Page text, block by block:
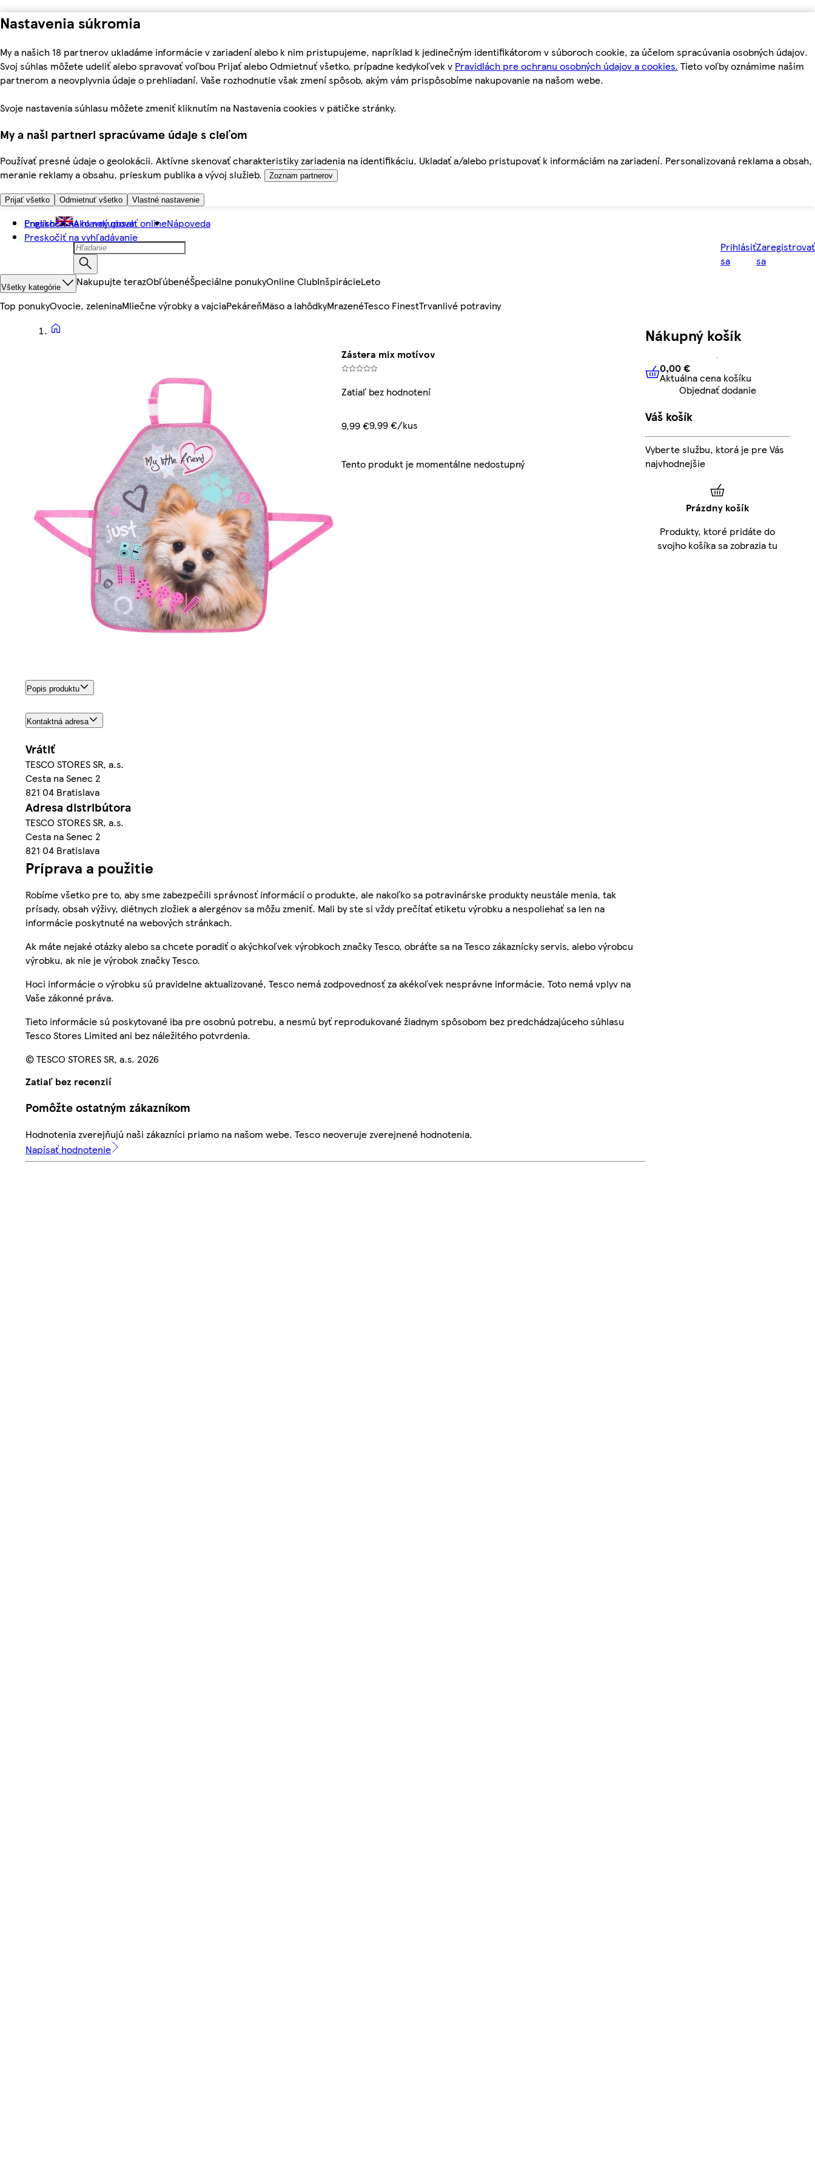
Nastavenia súkromia
My a našich 18 partnerov ukladáme informácie v zariadení alebo k nim pristupujeme, napríklad k jedinečným identifikátorom v súboroch cookie, za účelom spracúvania osobných údajov.
Svoj súhlas môžete udeliť alebo spravovať voľbou Prijať alebo Odmietnuť všetko, prípadne kedykoľvek v Pravidlách pre ochranu osobných údajov a cookies. Tieto voľby oznámime našim
partnerom a neovplyvnia údaje o prehliadaní. Vaše rozhodnutie však zmení spôsob, akým vám prispôsobíme nakupovanie na našom webe.
Svoje nastavenia súhlasu môžete zmeniť kliknutím na Nastavenia cookies v pätičke stránky.
My a naši partneri spracúvame údaje s cieľom
Používať presné údaje o geolokácii. Aktívne skenovať charakteristiky zariadenia na identifikáciu. Ukladať a/alebo pristupovať k informáciám na zariadení. Personalizovaná reklama a obsah,
meranie reklamy a obsahu, prieskum publika a vývoj služieb.
Zoznam partnerov
Prijať všetko Odmietnuť všetko Vlastné nastavenie
Preskočiť na hlavný obsah
Preskočiť na vyhľadávanie
English Ako nakupovať onlineNápoveda
Prihlásiť
sa
Zaregistrovať
sa
Všetky kategórie Nakupujte terazObľúbenéŠpeciálne ponukyOnline ClubInšpirácieLeto
Top ponukyOvocie, zeleninaMliečne výrobky a vajciaPekáreňMäso a lahôdkyMrazenéTesco FinestTrvanlivé potraviny
Zástera mix motívov
Zatiaľ bez hodnotení
9,99 €9,99 €/kus
Tento produkt je momentálne nedostupný
Popis produktu
Kontaktná adresa
Vrátiť
TESCO STORES SR, a.s.
Cesta na Senec 2
821 04 Bratislava
Adresa distribútora
TESCO STORES SR, a.s.
Cesta na Senec 2
821 04 Bratislava
Príprava a použitie
Robíme všetko pre to, aby sme zabezpečili správnosť informácií o produkte, ale nakoľko sa potravinárske produkty neustále menia, tak
prísady, obsah výživy, diétnych zložiek a alergénov sa môžu zmeniť. Mali by ste si vždy prečítať etiketu výrobku a nespoliehať sa len na
informácie poskytnuté na webových stránkach.
Ak máte nejaké otázky alebo sa chcete poradiť o akýchkoľvek výrobkoch značky Tesco, obráťte sa na Tesco zákaznícky servis, alebo výrobcu
výrobku, ak nie je výrobok značky Tesco.
Hoci informácie o výrobku sú pravidelne aktualizované, Tesco nemá zodpovednosť za akékoľvek nesprávne informácie. Toto nemá vplyv na
Vaše zákonné práva.
Tieto informácie sú poskytované iba pre osobnú potrebu, a nesmú byť reprodukované žiadnym spôsobom bez predchádzajúceho súhlasu
Tesco Stores Limited ani bez náležitého potvrdenia.
© TESCO STORES SR, a.s. 2026
Zatiaľ bez recenzií
Pomôžte ostatným zákazníkom
Hodnotenia zverejňujú naši zákazníci priamo na našom webe. Tesco neoveruje zverejnené hodnotenia.
Napísať hodnotenie
Nákupný košík
0,00 € Aktuálna cena košíku
0,00 €
Aktuálna cena košíku
Objednať dodanie
Váš košík
Vyberte službu, ktorá je pre Vás
najvhodnejšie
Prázdny košík
Produkty, ktoré pridáte do
svojho košíka sa zobrazia tu